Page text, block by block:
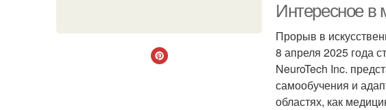
Интересное в
Прорыв в
8 апреля 2025 года
NeuroTech Inc.
самообучения и
областях, как